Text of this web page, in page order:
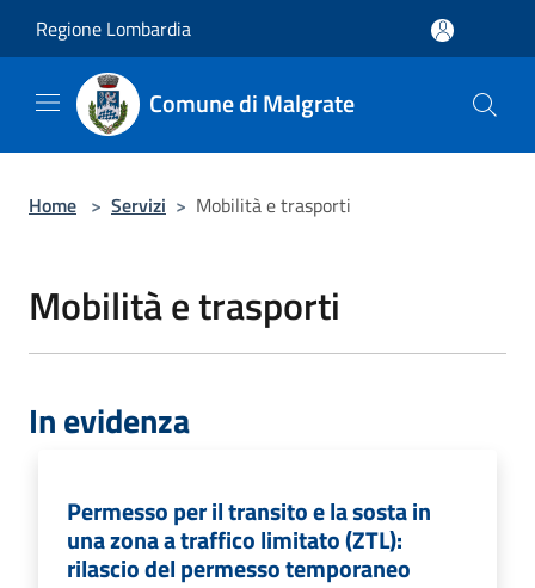
Regione Lombardia
Comune di Malgrate
Home > Servizi > Mobilità e trasporti
Mobilità e trasporti
In evidenza
Permesso per il transito e la sosta in
una zona a traffico limitato (ZTL):
rilascio del permesso temporaneo